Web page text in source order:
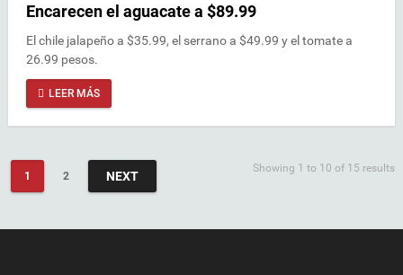
Encarecen el aguacate a $89.99
El chile jalapeño a $35.99, el serrano a $49.99 y el tomate a
26.99 pesos.
LEER MÁS
1 2 NEXT
Showing 1 to 10 of 15 results